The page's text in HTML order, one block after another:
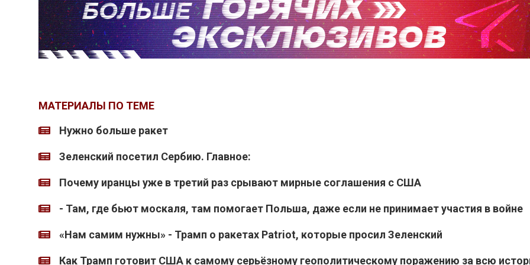
МАТЕРИАЛЫ ПО ТЕМЕ
Нужно больше ракет
Зеленский посетил Сербию. Главное:
Почему иранцы уже в третий раз срывают мирные соглашения с США
- Там, где бьют москаля, там помогает Польша, даже если не принимает участия в войне
«Нам самим нужны» - Трамп о ракетах Patriot, которые просил Зеленский
Как Трамп готовит США к самому серьёзному геополитическому поражению за всю